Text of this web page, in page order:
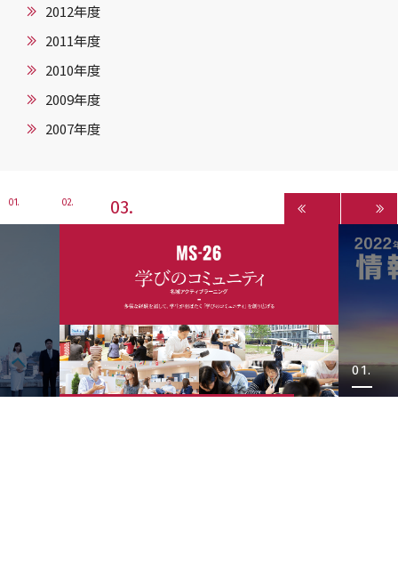
2012年度
2011年度
2010年度
2009年度
2007年度
1 2 3